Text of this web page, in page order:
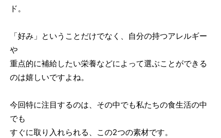
ド。
「好み」ということだけでなく、自分の持つアレルギー
や
重点的に補給したい栄養などによって選ぶことができる
のは嬉しいですよね。
今回特に注目するのは、その中でも私たちの食生活の中
でも
すぐに取り入れられる、この2つの素材です。